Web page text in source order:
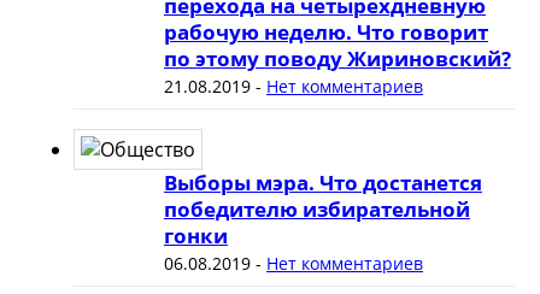
перехода на четырехдневную
рабочую неделю. Что говорит
по этому поводу Жириновский?
21.08.2019- Нет комментариев
Выборы мэра. Что достанется
победителю избирательной
гонки
06.08.2019- Нет комментариев